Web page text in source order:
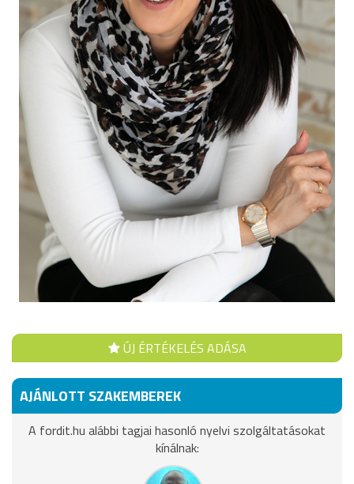
ÚJ ÉRTÉKELÉS ADÁSA
AJÁNLOTT SZAKEMBEREK
A fordit.hu alábbi tagjai hasonló nyelvi szolgáltatásokat
kínálnak: